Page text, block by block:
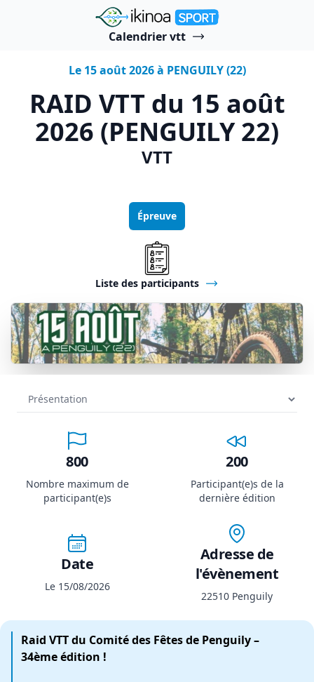
"Ikinoa Sport"
Calendrier vtt
Le 15 août 2026 à PENGUILY (22)
RAID VTT du 15 août
2026 (PENGUILY 22)
VTT
Épreuve
Liste des participants
800
Nombre maximum de
participant(e)s
200
Participant(e)s de la
dernière édition
Date
Le 15/08/2026
Adresse de
l'évènement
22510 Penguily
Raid VTT du Comité des Fêtes de Penguily –
34ème édition !